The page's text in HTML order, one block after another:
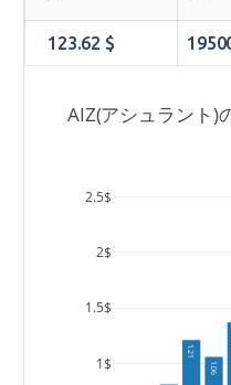
123.62 $
1.21
1.06
1$
1.5$
2$
2.5$
AIZ(アシュラント)